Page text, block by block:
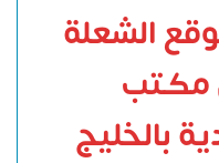
الشعلة
مكتب
بالخليج